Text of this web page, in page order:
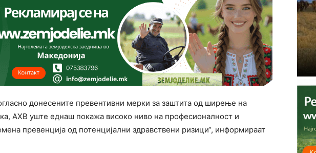
донесените превентивни мерки за заштита од ширење на
АХВ уште еднаш покажа високо ниво на професионалност и
превенција од потенцијални здравствени ризици“, информираат